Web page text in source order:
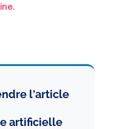
l'article
artificielle